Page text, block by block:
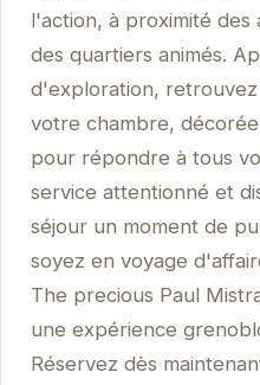
l'action, à proximité
des quartiers animés.
d'exploration,
votre chambre,
pour répondre à tous
service attentionné et
séjour un moment de
soyez en voyage
The precious Paul
une expérience
Réservez dès